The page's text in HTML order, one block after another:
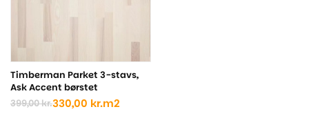
Timberman Parket 3-stavs,
Ask Accent børstet
399,00kr.
Den
330,00 kr.
Den
m2